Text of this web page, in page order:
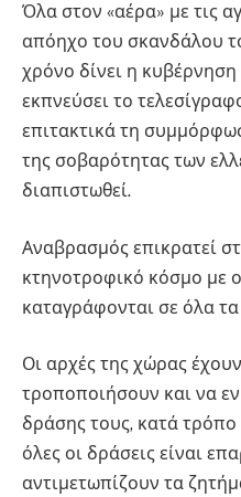
Όλα στον «αέρα» με τις
απόηχο του σκανδάλου
χρόνο δίνει η
εκπνεύσει το
επιτακτικά τη
της σοβαρότητας των
διαπιστωθεί.
Αναβρασμός επικρατεί
κτηνοτροφικό κόσμο με
καταγράφονται σε όλα
Οι αρχές της χώρας
τροποποιήσουν και να
δράσης τους, κατά τρόπο
όλες οι δράσεις είναι
αντιμετωπίζουν τα